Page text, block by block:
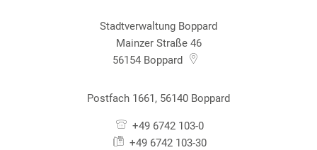
Stadtverwaltung Boppard
Mainzer Straße 46
56154 Boppard
Postfach 1661, 56140 Boppard
+49 6742 103-0
+49 6742 103-30